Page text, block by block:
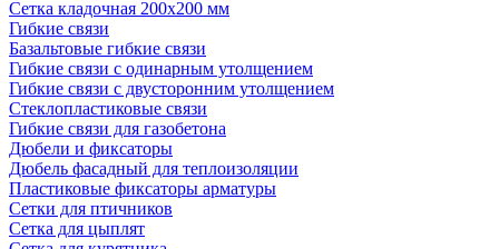
Сетка кладочная 200x200 мм
Гибкие связи
Базальтовые гибкие связи
Гибкие связи с одинарным утолщением
Гибкие связи с двусторонним утолщением
Стеклопластиковые связи
Гибкие связи для газобетона
Дюбели и фиксаторы
Дюбель фасадный для теплоизоляции
Пластиковые фиксаторы арматуры
Сетки для птичников
Сетка для цыплят